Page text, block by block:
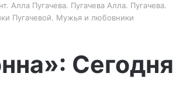
Алла Пугачева. Пугачева Алла. Пугачева.
Пугачевой. Мужья и любовники
Сегодня